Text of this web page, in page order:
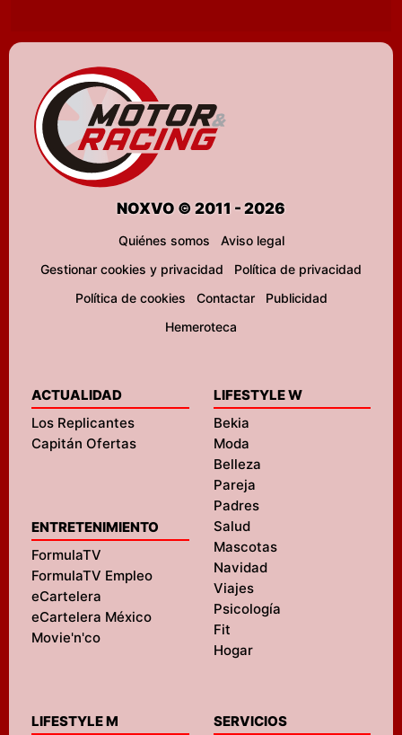
NOXVO © 2011 - 2026
Quiénes somos
Aviso legal
Gestionar cookies y privacidad
Política de privacidad
Política de cookies
Contactar
Publicidad
Hemeroteca
ACTUALIDAD
Los Replicantes
Capitán Ofertas
ENTRETENIMIENTO
FormulaTV
FormulaTV Empleo
eCartelera
eCartelera México
Movie'n'co
LIFESTYLE W
Bekia
Moda
Belleza
Pareja
Padres
Salud
Mascotas
Navidad
Viajes
Psicología
Fit
Hogar
LIFESTYLE M SERVICIOS